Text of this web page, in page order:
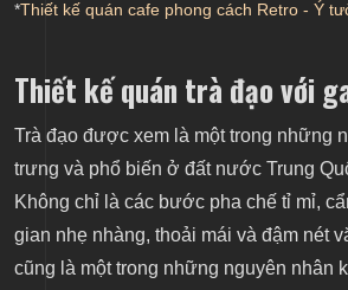
*Thiết kế quán cafe phong cách Retro - Ý
Thiết kế quán trà đạo với
Trà đạo được xem là một trong những
trưng và phổ biến ở đất nước Trung
Không chỉ là các bước pha chế tỉ mỉ,
gian nhẹ nhàng, thoải mái và đậm nét
cũng là một trong những nguyên nhân